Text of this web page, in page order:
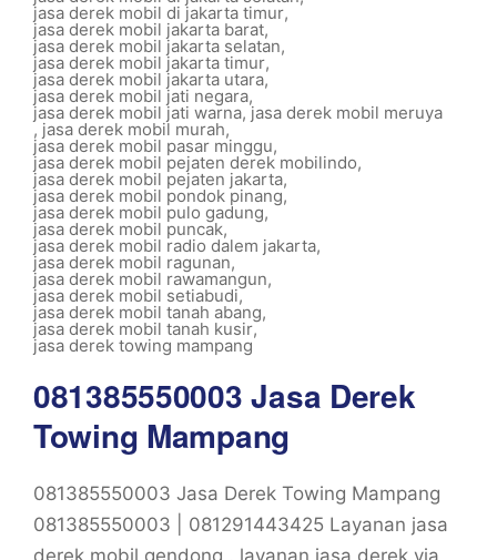
jasa derek mobil di jakarta timur,
jasa derek mobil jakarta barat,
jasa derek mobil jakarta selatan,
jasa derek mobil jakarta timur,
jasa derek mobil jakarta utara,
jasa derek mobil jati negara,
jasa derek mobil jati warna,jasa derek mobil meruya
, jasa derek mobil murah,
jasa derek mobil pasar minggu,
jasa derek mobil pejaten derek mobilindo,
jasa derek mobil pejaten jakarta,
jasa derek mobil pondok pinang,
jasa derek mobil pulo gadung,
jasa derek mobil puncak,
jasa derek mobil radio dalem jakarta,
jasa derek mobil ragunan,
jasa derek mobil rawamangun,
jasa derek mobil setiabudi,
jasa derek mobil tanah abang,
jasa derek mobil tanah kusir,
jasa derek towing mampang
081385550003 Jasa Derek
Towing Mampang
081385550003 Jasa Derek Towing Mampang
081385550003 | 081291443425 Layanan jasa
derek mobil gendong , layanan jasa derek via